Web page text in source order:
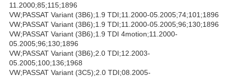
11.2000;85;115;1896
VW;PASSAT Variant (3B6);1.9 TDI;11.2000-05.2005;74;101;1896
VW;PASSAT Variant (3B6);1.9 TDI;11.2000-05.2005;96;130;1896
VW;PASSAT Variant (3B6);1.9 TDI 4motion;11.2000-
05.2005;96;130;1896
VW;PASSAT Variant (3B6);2.0 TDI;12.2003-
05.2005;100;136;1968
VW;PASSAT Variant (3C5);2.0 TDI;08.2005-